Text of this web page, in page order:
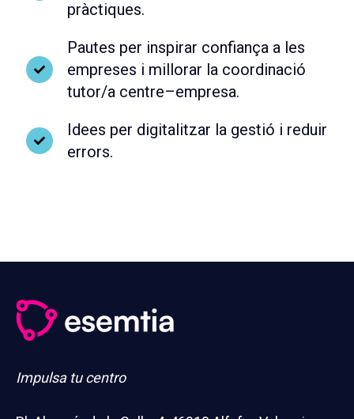
pràctiques.
Pautes per inspirar confiança a les
empreses i millorar la coordinació
tutor/a centre–empresa.
Idees per digitalitzar la gestió i reduir
errors.
Impulsa tu centro